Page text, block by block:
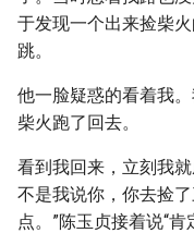
于发现一个出来捡柴
跳。
他一脸疑惑的看着我
柴火跑了回去。
看到我回来，立刻我
不是我说你，你去捡
点。”陈玉贞接着说“